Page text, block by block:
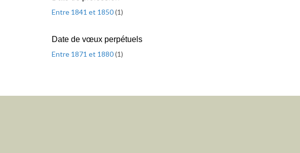
Entre 1841 et 1850(1)
Date de vœux perpétuels
Entre 1871 et 1880(1)